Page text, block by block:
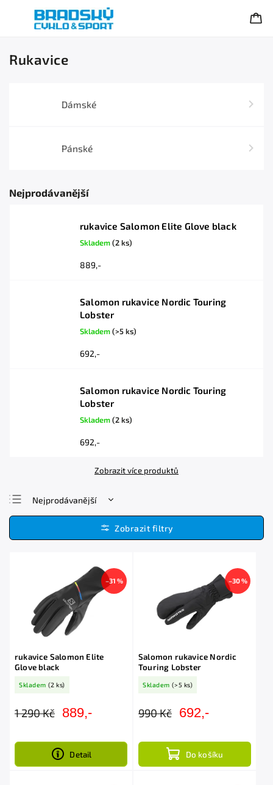
Rukavice
Dámské
Pánské
Nejprodávanější
rukavice Salomon Elite Glove black
Skladem(2 ks)
889,-
Salomon rukavice Nordic Touring
Lobster
Skladem(>5 ks)
692,-
Salomon rukavice Nordic Touring
Lobster
Skladem(2 ks)
692,-
Zobrazit více produktů
Nejprodávanější
Nejlevnější
Nejdražší
–31 %
rukavice Salomon Elite
Glove black
Skladem (2 ks)
1 290 Kč 889,-
Detail
–30 %
Salomon rukavice Nordic
Touring Lobster
Skladem (>5 ks)
990 Kč 692,-
Do košíku